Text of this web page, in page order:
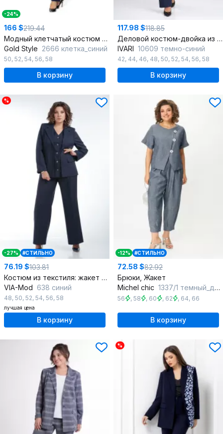
-24%
166 $219.44
Модный клетчатый костюм с жакетом и брюками
Gold Style 2666 клетка_синий
50, 52, 54, 56, 58
В корзину
117.98 $118.85
Деловой костюм-двойка из текстиля с высоким поясом
IVARI 10609 темно-синий
42, 44, 46, 48, 50, 52, 54, 56, 58
В корзину
%
-27% #СТИЛЬНО
76.19 $103.81
Костюм из текстиля: жакет и брюки прямого силуэта
VIA-Mod 638 синий
48, 50, 52, 54, 56, 58
лучшая цена
В корзину
-12% #СТИЛЬНО
72.58 $82.92
Брюки, Жакет
Michel chic 1337/1 темный_деним
56 , 58 , 60 , 62 , 64, 66
В корзину
%